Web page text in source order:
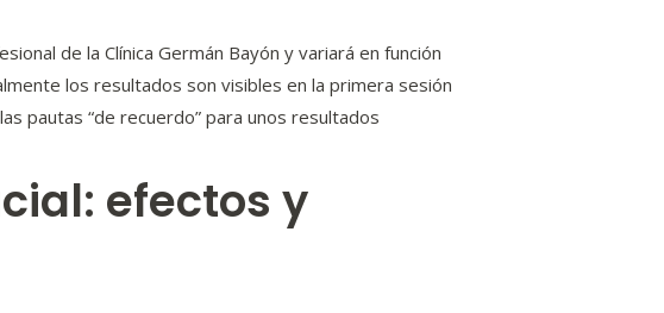
de la Clínica Germán Bayón y variará en función
los resultados son visibles en la primera sesión
pautas “de recuerdo” para unos resultados
efectos y